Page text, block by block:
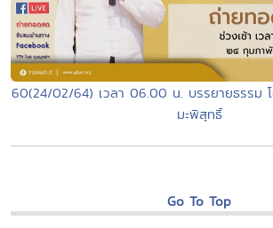
60(24/02/64) เวลา 06.00 น. บรรยายธรรม
มะพิสุทธิ์
Go To Top